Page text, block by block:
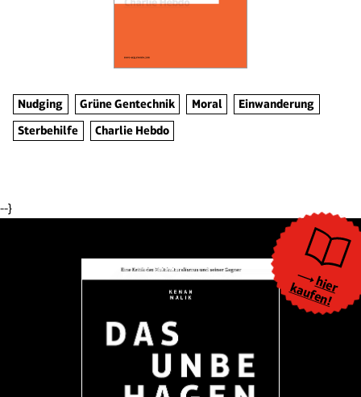
Nudging Grüne Gentechnik Moral
Einwanderung
Sterbehilfe
Charlie Hebdo
--}
hier
kaufen!